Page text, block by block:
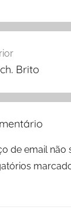
Brito
de email não